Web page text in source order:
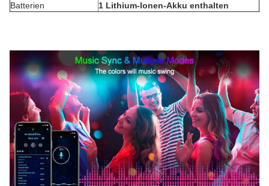
Batterien
‎1 Lithium-Ionen-Akku enthalten